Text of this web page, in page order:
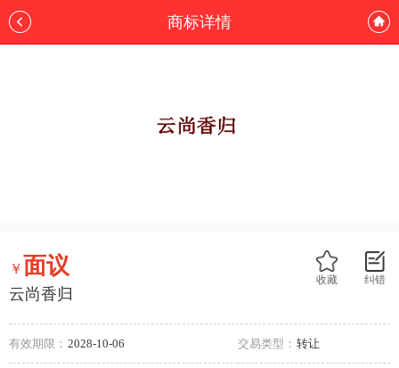
商标详情
纠错
收藏
￥面议
云尚香归
有效期限： 2028-10-06 交易类型： 转让